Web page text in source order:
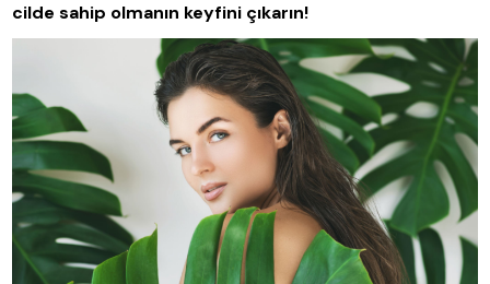
cilde sahip olmanın keyfini çıkarın!